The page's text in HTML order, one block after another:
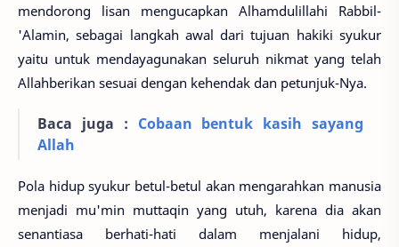
mendorong lisan mengucapkan Alhamdulillahi Rabbil-
'Alamin, sebagai langkah awal dari tujuan hakiki syukur
yaitu untuk mendayagunakan seluruh nikmat yang telah
Allahberikan sesuai dengan kehendak dan petunjuk-Nya.
Baca juga : Cobaan bentuk kasih sayang
Allah
Pola hidup syukur betul-betul akan mengarahkan manusia
menjadi mu'min muttaqin yang utuh, karena dia akan
senantiasa berhati-hati dalam menjalani hidup,